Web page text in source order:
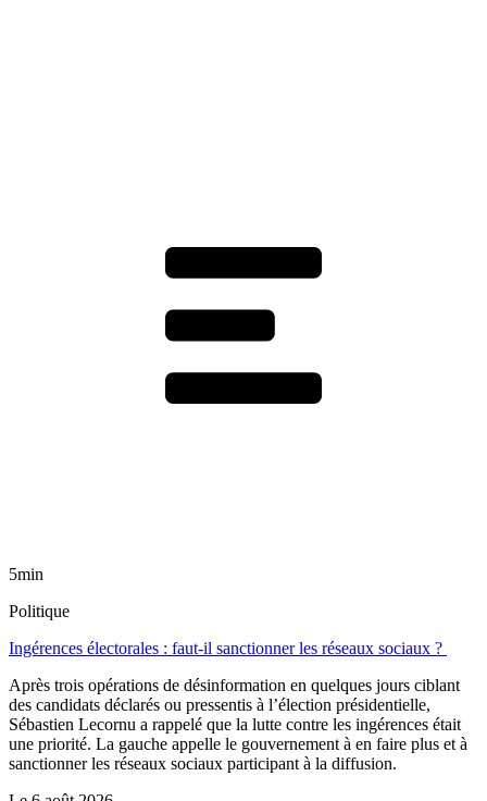
5min
Politique
Ingérences électorales : faut-il sanctionner les réseaux sociaux ?
Après trois opérations de désinformation en quelques jours ciblant
des candidats déclarés ou pressentis à l’élection présidentielle,
Sébastien Lecornu a rappelé que la lutte contre les ingérences était
une priorité. La gauche appelle le gouvernement à en faire plus et à
sanctionner les réseaux sociaux participant à la diffusion.